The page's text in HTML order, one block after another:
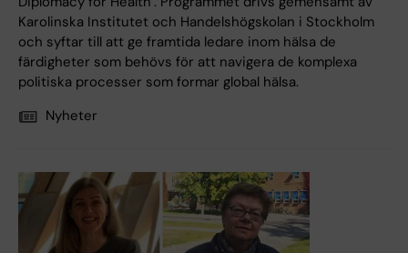
Karolinska Institutet och Handelshögskolan i Stockholm
och syftar till att ge framtida ledare inom hälsa de
färdigheter som behövs för att navigera de komplexa
politiska processer som formar global hälsa.
Nyheter